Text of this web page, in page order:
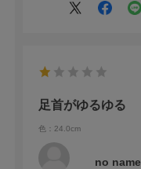
足首がゆるゆる
色：24.0cm
no name